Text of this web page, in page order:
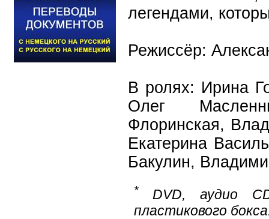
легендами,
Режиссёр:
В ролях: Ирина
Олег
Флоринская,
Екатерина
Бакулин,
*
DVD, аудио
пластикового